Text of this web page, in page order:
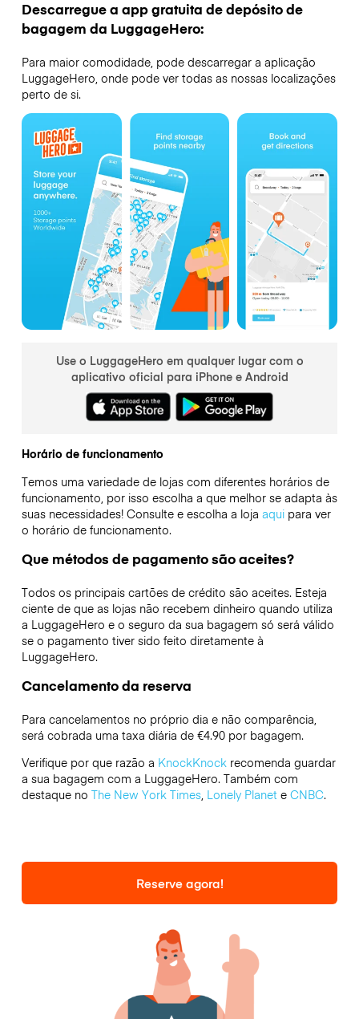
Descarregue a app gratuita de depósito de
bagagem da LuggageHero:
Para maior comodidade, pode descarregar a aplicação
LuggageHero, onde pode ver todas as nossas localizações
perto de si.
Use o LuggageHero em qualquer lugar com o
aplicativo oficial para iPhone e Android
Horário de funcionamento
Temos uma variedade de lojas com diferentes horários de
funcionamento, por isso escolha a que melhor se adapta às
suas necessidades! Consulte e escolha a loja aquipara ver
o horário de funcionamento.
Que métodos de pagamento são aceites?
Todos os principais cartões de crédito são aceites. Esteja
ciente de que as lojas não recebem dinheiro quando utiliza
a LuggageHero e o seguro da sua bagagem só será válido
se o pagamento tiver sido feito diretamente à
LuggageHero.
Cancelamento da reserva
Para cancelamentos no próprio dia e não comparência,
será cobrada uma taxa diária de €4.90 por bagagem.
Verifique por que razão a KnockKnockrecomenda guardar
a sua bagagem com a LuggageHero. Também com
destaque no The New York Times, Lonely Planete CNBC.
Reserve agora!